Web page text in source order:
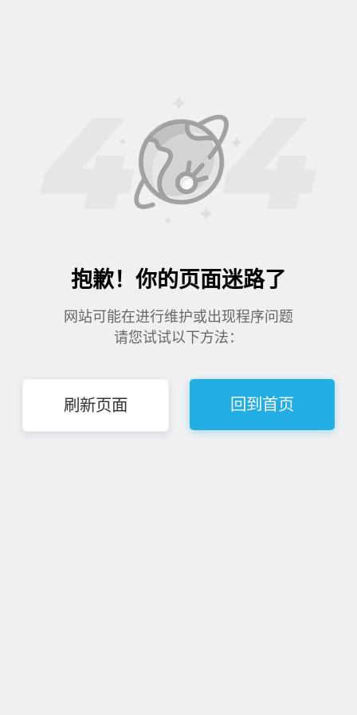
抱歉！你的页面迷路了
网站可能在进行维护或出现程序问题
请您试试以下方法：
刷新页面 回到首页